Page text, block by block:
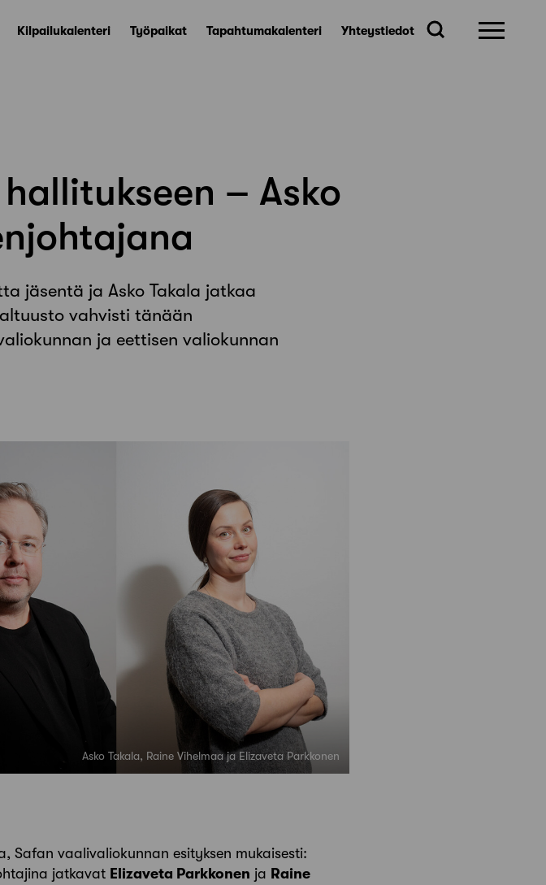
Kilpailukalenteri Työpaikat Tapahtumakalenteri Yhteystiedot
– Asko
jäsentä ja Asko Takala jatkaa
vahvisti tänään
ja eettisen valiokunnan
Asko Takala, Raine Vihelmaa ja Elizaveta Parkkonen
Safan vaalivaliokunnan esityksen mukaisesti:
jatkavat Elizaveta Parkkonen ja Raine